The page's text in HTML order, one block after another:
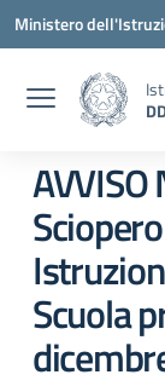
Vai ai contenuti
Vai al menu di
Vai al footer
Ministero
Scuola